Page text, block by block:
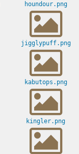
houndour.png
jigglypuff.png
kabutops.png
kingler.png